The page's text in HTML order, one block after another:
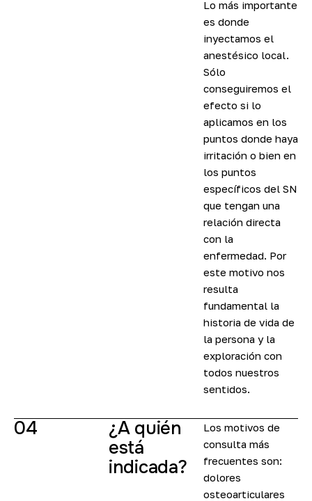
Lo más importante
es donde
inyectamos el
anestésico local.
Sólo
conseguiremos el
efecto si lo
aplicamos en los
puntos donde haya
irritación o bien en
los puntos
específicos del SN
que tengan una
relación directa
con la
enfermedad. Por
este motivo nos
resulta
fundamental la
historia de vida de
la persona y la
exploración con
todos nuestros
sentidos.
04
¿A quién
está
indicada?
Los motivos de
consulta más
frecuentes son:
dolores
osteoarticulares